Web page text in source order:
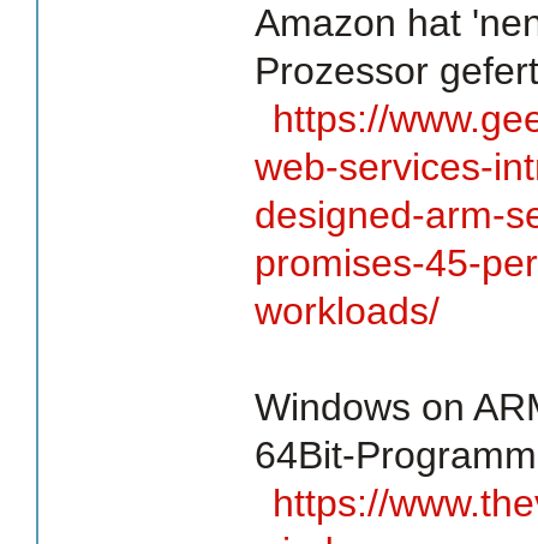
Amazon hat
Prozessor
https://
web-services-
designed-arm-
promises-45-
workloads/
Windows on
64Bit-
https://